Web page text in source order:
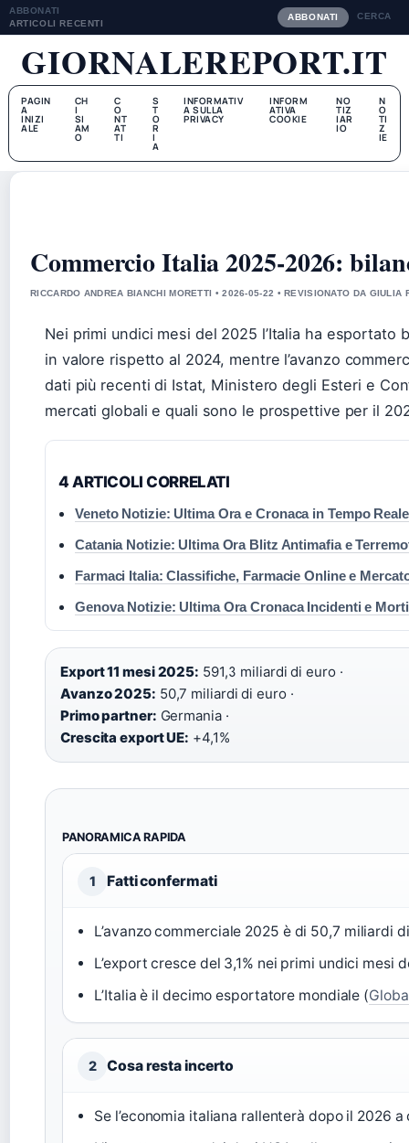
ABBONATI
ARTICOLI RECENTI
ABBONATI CERCA
GIORNALEREPORT.IT
PAGIN
A
INIZI
ALE
CH
I
SI
AM
O
C
O
NT
AT
TI
S
T
O
R
I
A
INFORMATIV
A SULLA
PRIVACY
INFORM
ATIVA
COOKIE
NO
TIZ
IAR
IO
N
O
TI
Z
IE
Commercio Italia 2025-2026:
RICCARDO ANDREA BIANCHI MORETTI • 2026-05-22 • REVISIONATO DA GIULIA
Nei primi undici mesi del 2025 l’Italia ha esportato
in valore rispetto al 2024, mentre l’avanzo
dati più recenti di Istat, Ministero degli Esteri e
mercati globali e quali sono le prospettive per il
4 ARTICOLI CORRELATI
Veneto Notizie: Ultima Ora e Cronaca in Tempo Reale
Catania Notizie: Ultima Ora Blitz Antimafia e
Farmaci Italia: Classifiche, Farmacie Online e
Genova Notizie: Ultima Ora Cronaca Incidenti e Morti
Export 11 mesi 2025: 591,3 miliardi di euro ·
Avanzo 2025: 50,7 miliardi di euro ·
Primo partner: Germania ·
Crescita export UE: +4,1%
PANORAMICA RAPIDA
1 Fatti confermati
L’avanzo commerciale 2025 è di 50,7 miliardi
L’export cresce del 3,1% nei primi undici mesi
L’Italia è il decimo esportatore mondiale (
2 Cosa resta incerto
Se l’economia italiana rallenterà dopo il 2026